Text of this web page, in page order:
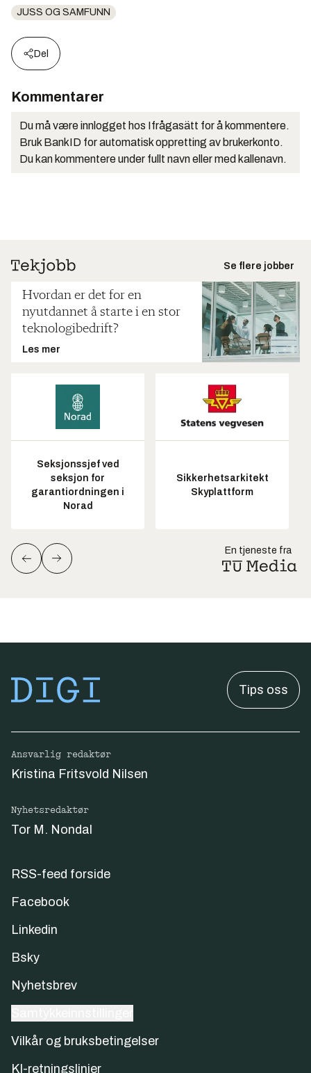
JUSS OG SAMFUNN
Del
Kommentarer
Du må være innlogget hos Ifrågasätt for å kommentere.
Bruk BankID for automatisk oppretting av brukerkonto.
Du kan kommentere under fullt navn eller med kallenavn.
Se flere jobber
Hvordan er det for en
nyutdannet å starte i en stor
teknologibedrift?
Les mer
Seksjonssjef ved
seksjon for
garantiordningen i
Norad
Sikkerhetsarkitekt
Skyplattform
En tjeneste fra
Tips oss
Ansvarlig redaktør
Kristina Fritsvold Nilsen
Nyhetsredaktør
Tor M. Nondal
RSS-feed forside
Facebook
Linkedin
Bsky
Nyhetsbrev
Vilkår og bruksbetingelser
KI-retningslinjer